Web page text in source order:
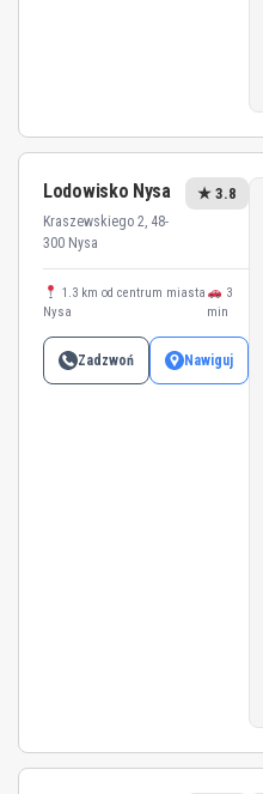
Lodowisko Nysa
Kraszewskiego 2, 48-
300 Nysa
★ 3.8
1.3 km od centrum miasta
Nysa
3
min
Zadzwoń Nawiguj